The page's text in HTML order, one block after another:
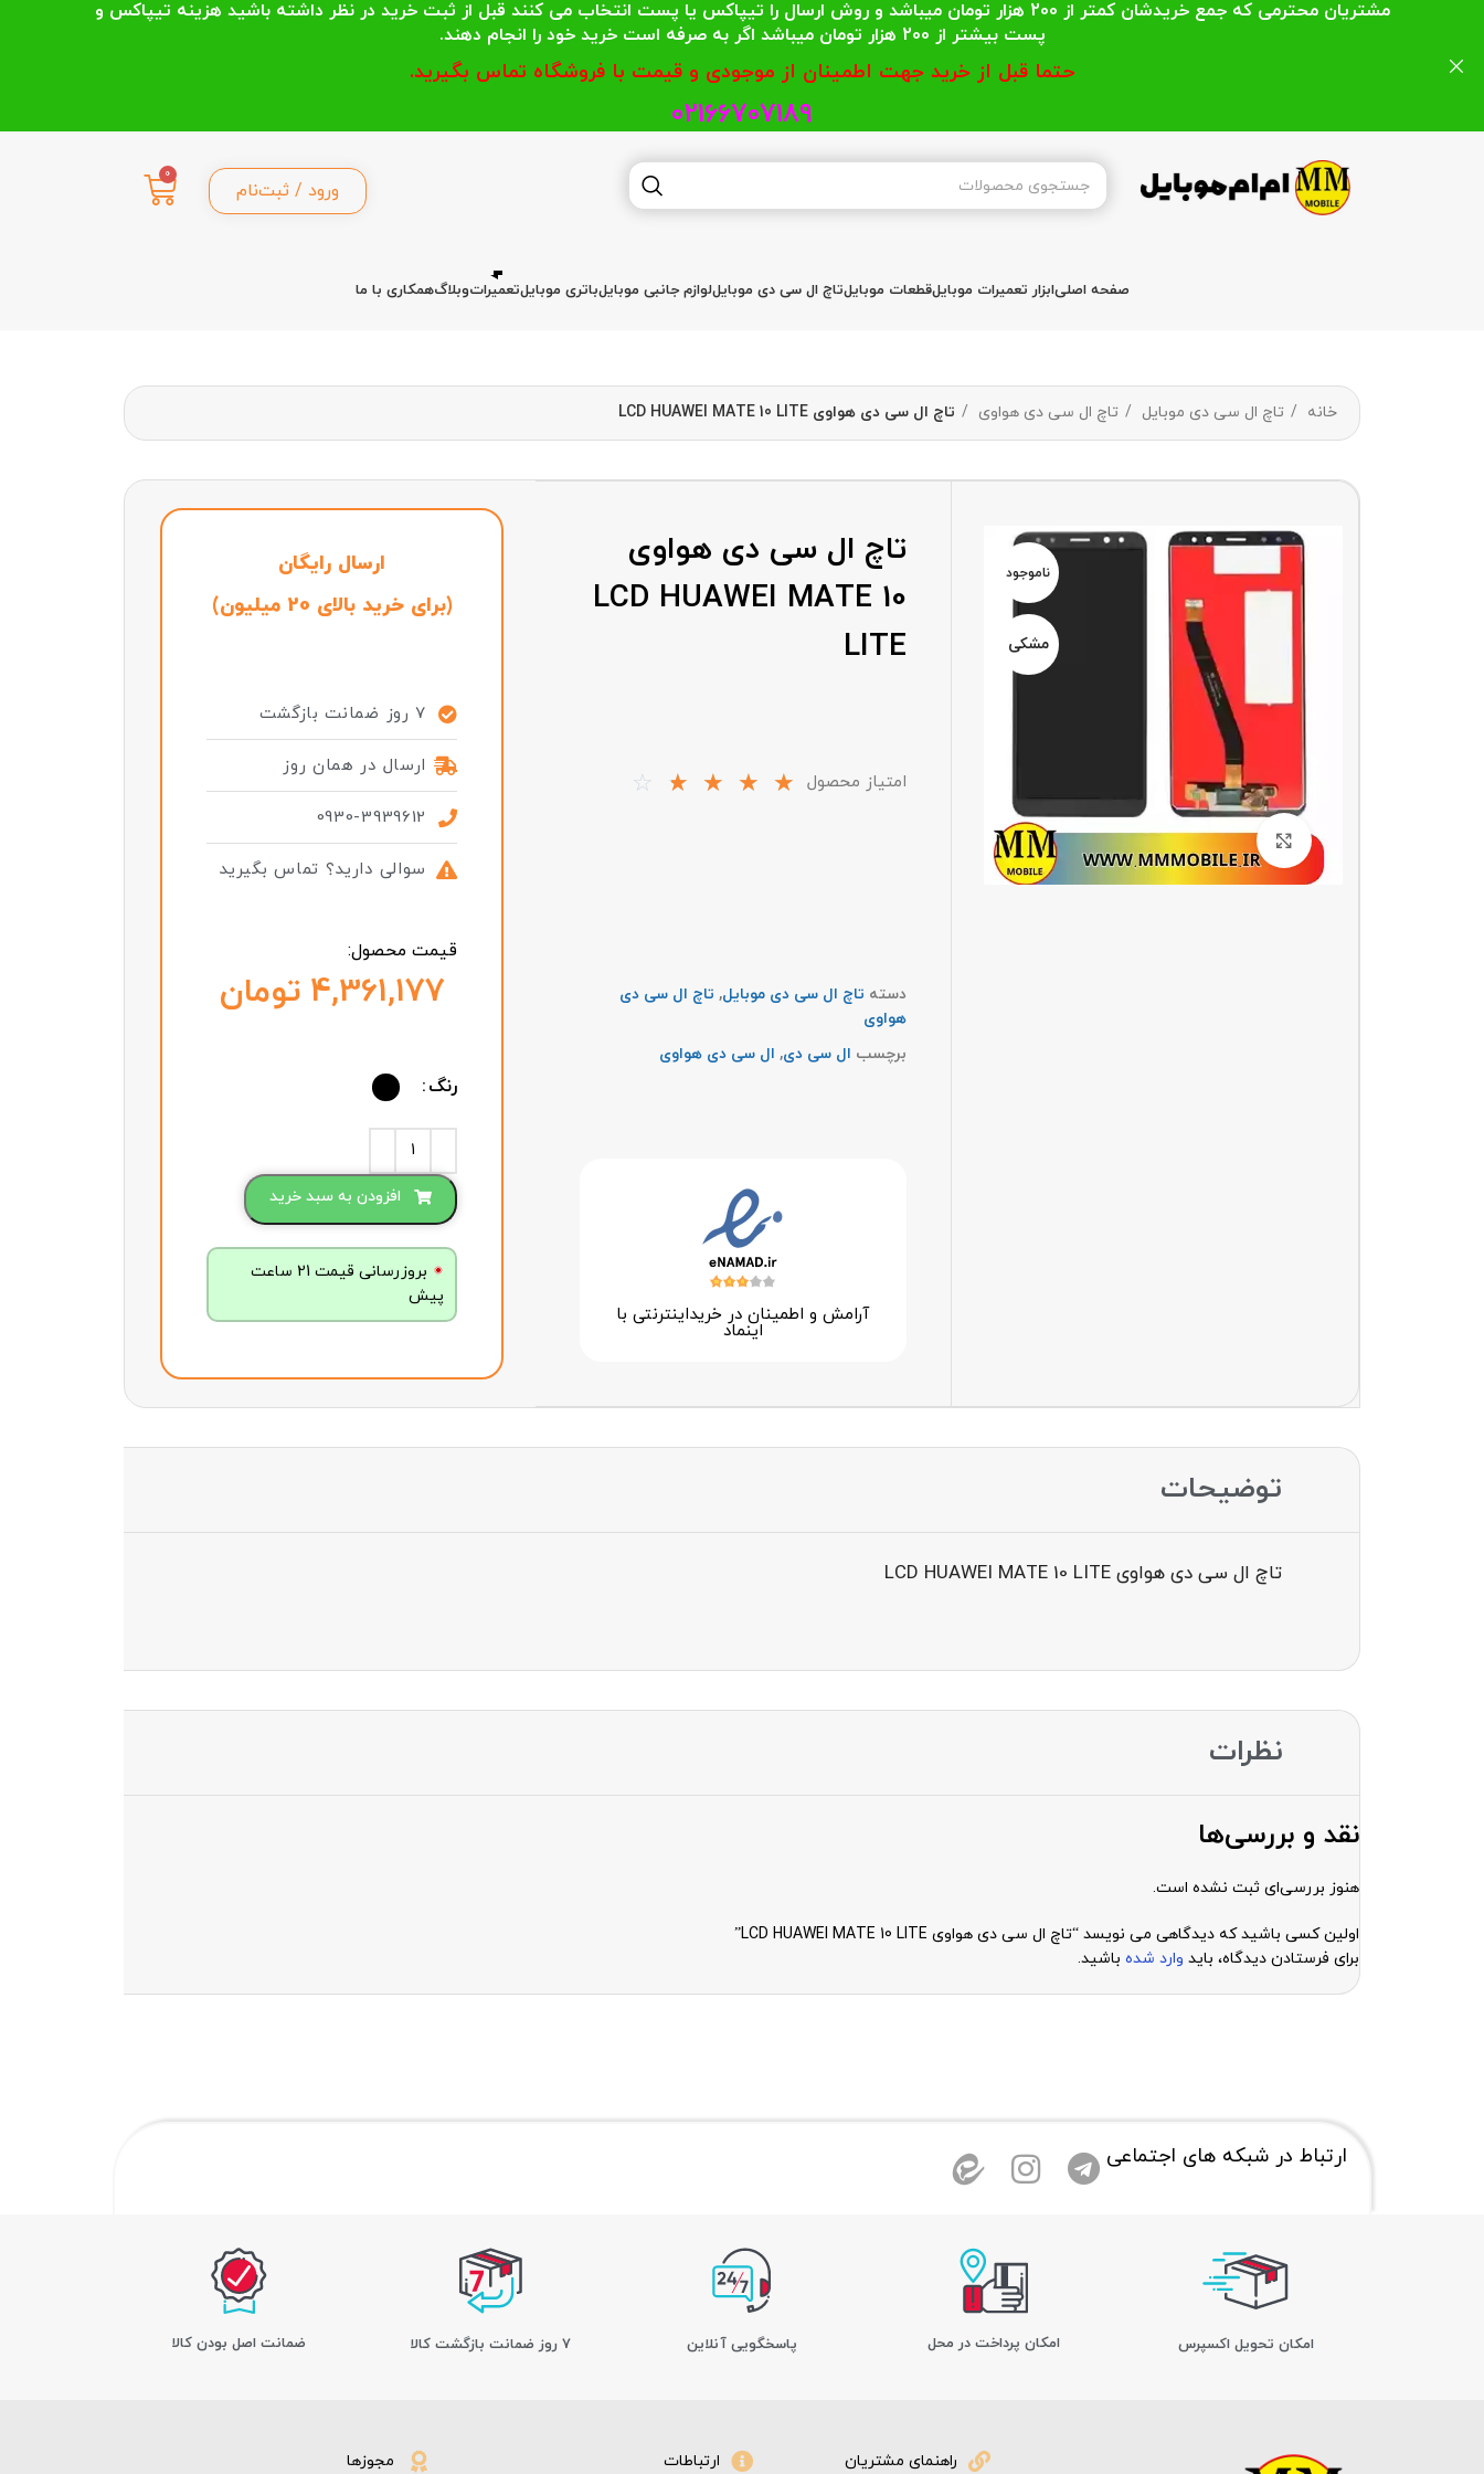
ورود / ثبت‌نام
0
صفحه اصلیابزار تعمیرات موبایلقطعات موبایلتاچ ال سی دی موبایللوازم جانبی موبایلباتری موبایلتعمیراتوبلاگهمکاری با ما
خانه تاچ ال سی دی موبایل تاچ ال سی دی هواوی تاچ ال سی دی هواوی LCD HUAWEI MATE 10 LITE
ناموجو
مشکی
ناموجود
مشکی
تاچ ال سی دی هواوی
LCD HUAWEI MATE 10
LITE
امتیاز محصول ☆
☆
☆
☆
☆
دسته تاچ ال سی دی موبایل, تاچ ال سی دی
هواوی
برچسب ال سی دی, ال سی دی هواوی
آرامش و اطمینان در خرید‌اینترنتی با
اینماد
ارسال رایگان
(برای خرید بالای 20 میلیون)
7 روز ضمانت بازگشت
ارسال در همان روز
0930-3939612
سوالی دارید؟ تماس بگیرید
قیمت محصول:
تومان
رنگ
افزودن به سبد خرید
بروزرسانی قیمت 21 ساعت
پیش
توضیحات
تاچ ال سی دی هواوی LCD HUAWEI MATE 10 LITE
نظرات
نقد و بررسی‌ها
هنوز بررسی‌ای ثبت نشده است.
اولین کسی باشید که دیدگاهی می نویسد “تاچ ال سی دی هواوی LCD HUAWEI MATE 10 LITE”
برای فرستادن دیدگاه، باید وارد شده باشید.
ارتباط در شبکه های اجتماعی
اﻣﮑﺎن ﺗﺤﻮﯾﻞ اﮐﺴﭙﺮس امکان پرداخت در محل پاسخگویی آنلاین 7 روز ضمانت بازگشت کالا ﺿﻤﺎﻧﺖ اﺻﻞ ﺑﻮدن ﮐﺎﻟﺎ
راهنمای مشتریان ارتباطات مجوزها
مشتریان محترمی که جمع خریدشان کمتر از 200 هزار تومان میباشد و روش ارسال را تیپاکس یا پست انتخاب می کنند قبل از ثبت خرید در نظر داشته باشید هزینه تیپاکس و
پست بیشتر از 200 هزار تومان میباشد اگر به صرفه است خرید خود را انجام دهند.
حتما قبل از خرید جهت اطمینان از موجودی و قیمت با فروشگاه تماس بگیرید.
02166707189